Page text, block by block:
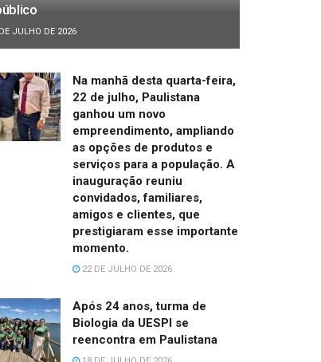
JULHO DE 2026
Na manhã desta quarta-feira,
22 de julho, Paulistana
ganhou um novo
empreendimento, ampliando
as opções de produtos e
serviços para a população. A
inauguração reuniu
convidados, familiares,
amigos e clientes, que
prestigiaram esse importante
momento.
22 DE JULHO DE 2026
Após 24 anos, turma de
Biologia da UESPI se
reencontra em Paulistana